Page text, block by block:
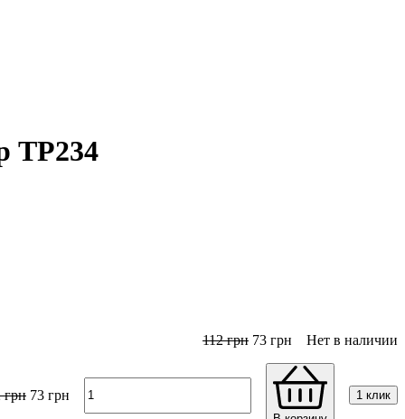
ТР234
112грн 73 грн Нет в наличии
грн 73 грн 1 клик